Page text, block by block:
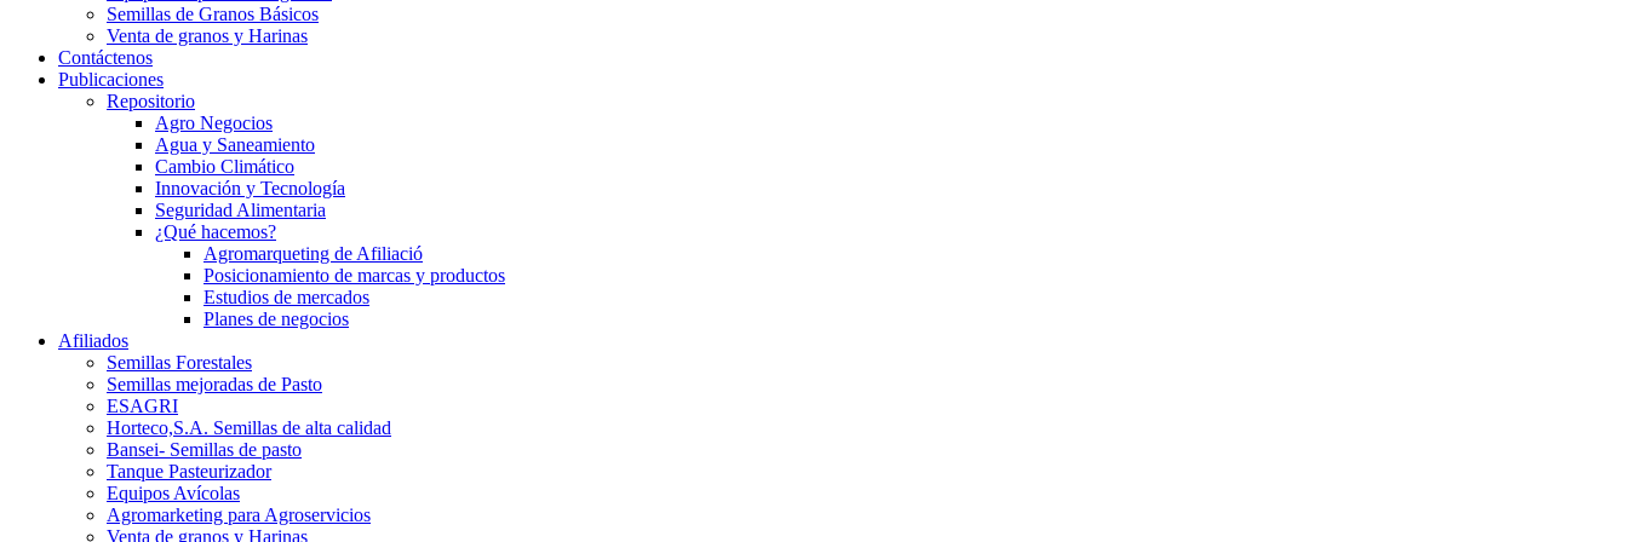
Semillas de Granos Básicos
Venta de granos y Harinas
Contáctenos
Publicaciones
Repositorio
Agro Negocios
Agua y Saneamiento
Cambio Climático
Innovación y Tecnología
Seguridad Alimentaria
¿Qué hacemos?
Agromarqueting de Afiliació
Posicionamiento de marcas y productos
Estudios de mercados
Planes de negocios
Afiliados
Semillas Forestales
Semillas mejoradas de Pasto
ESAGRI
Horteco,S.A. Semillas de alta calidad
Bansei- Semillas de pasto
Tanque Pasteurizador
Equipos Avícolas
Agromarketing para Agroservicios
Venta de granos y Harinas